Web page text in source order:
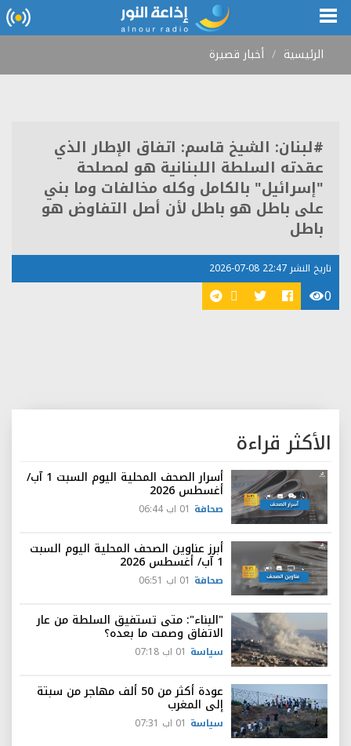
الرئيسية أخبار قصيرة
#لبنان: الشيخ قاسم: اتفاق الإطار الذي
عقدته السلطة اللبنانية هو لمصلحة
"إسرائيل" بالكامل وكله مخالفات وما بني
على باطل هو باطل لأن أصل التفاوض هو
باطل
تاريخ النشر 22:47 08-07-2026
0
الأكثر قراءة
أسرار الصحف المحلية اليوم السبت 1 آب/
أغسطس 2026
صحافة 01 اب 06:44
أبرز عناوين الصحف المحلية اليوم السبت
1 آب/ أغسطس 2026
صحافة 01 اب 06:51
"البناء": متى تستفيق السلطة من عار
الاتفاق وصمت ما بعده؟
سياسة 01 اب 07:18
عودة أكثر من 50 ألف مهاجر من سبتة
إلى المغرب
سياسة 01 اب 07:31